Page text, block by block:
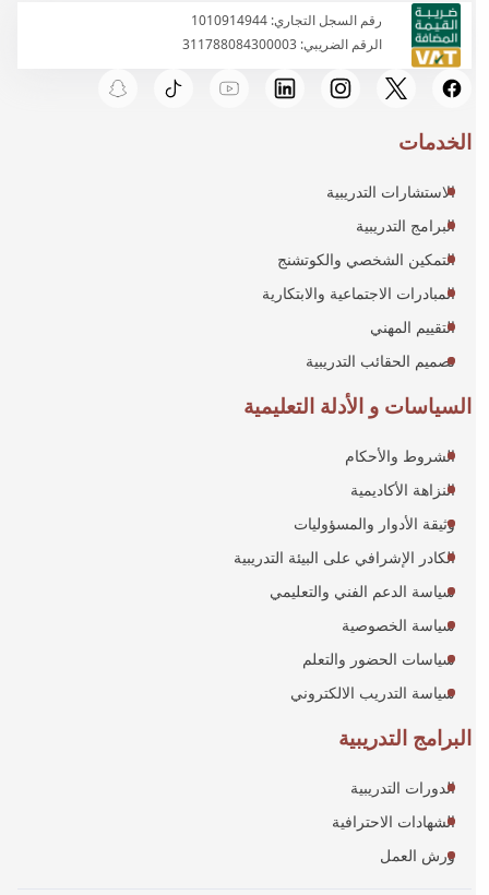
رقم السجل التجاري: 1010914944
الرقم الضريبي: 311788084300003
الخدمات
الاستشارات التدريبية
البرامج التدريبية
التمكين الشخصي والكوتشنج
المبادرات الاجتماعية والابتكارية
التقييم المهني
تصميم الحقائب التدريبية
السياسات و الأدلة التعليمية
الشروط والأحكام
النزاهة الأكاديمية
وثيقة الأدوار والمسؤوليات
الكادر الإشرافي على البيئة التدريبية
سياسة الدعم الفني والتعليمي
سياسة الخصوصية
سياسات الحضور والتعلم
سياسة التدريب الالكتروني
البرامج التدريبية
الدورات التدريبية
الشهادات الاحترافية
ورش العمل